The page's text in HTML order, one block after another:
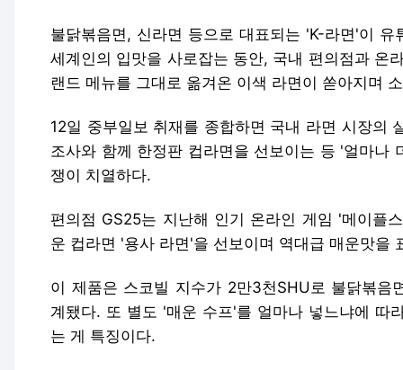
불닭볶음면, 신라면 등으로 대표되는 'K-라면'이
세계인의 입맛을 사로잡는 동안, 국내 편의점과 온
랜드 메뉴를 그대로 옮겨온 이색 라면이 쏟아지며
​12일 중부일보 취재를 종합하면 국내 라면 시장의
조사와 함께 한정판 컵라면을 선보이는 등 '얼마나
쟁이 치열하다.
편의점 GS25는 지난해 인기 온라인 게임 '메이플
운 컵라면 '용사 라면'을 선보이며 역대급 매운맛을
이 제품은 스코빌 지수가 2만3천SHU로 불닭볶
계됐다. 또 별도 '매운 수프'를 얼마나 넣느냐에 따
는 게 특징이다.